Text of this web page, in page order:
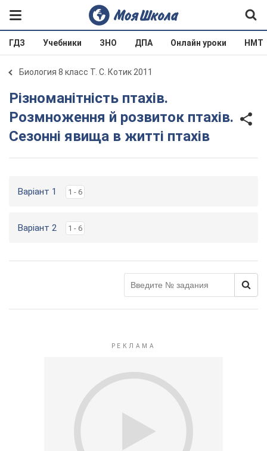
ГДЗ Учебники ЗНО ДПА Онлайн уроки НМТ
Биология 8 класс Т. С. Котик 2011
Різноманітність птахів.
Розмноження й розвиток птахів.
Сезонні явища в житті птахів
Варіант 1 1 - 6
Варіант 2 1 - 6